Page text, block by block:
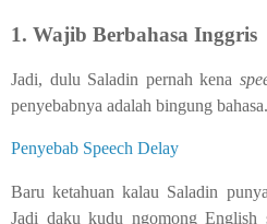
1. Wajib Berbahasa Inggris
Jadi, dulu Saladin pernah kena
penyebabnya adalah bingung
Penyebab Speech Delay
Baru ketahuan kalau Saladin
Jadi daku kudu ngomong English